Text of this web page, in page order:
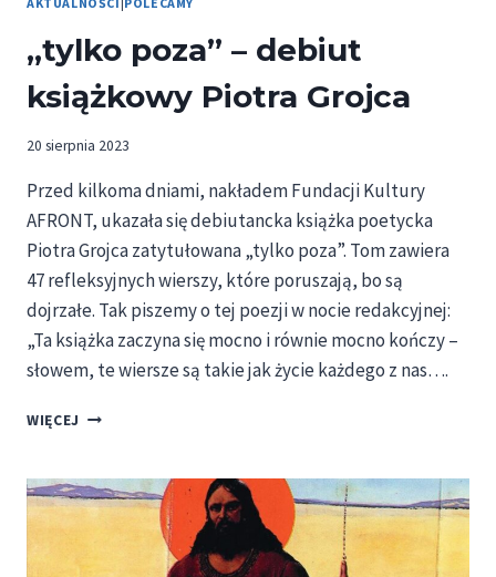
„tylko poza” – debiut
książkowy Piotra Grojca
20 sierpnia 2023
Przed kilkoma dniami, nakładem Fundacji Kultury
AFRONT, ukazała się debiutancka książka poetycka
Piotra Grojca zatytułowana „tylko poza”. Tom zawiera
47 refleksyjnych wierszy, które poruszają, bo są
dojrzałe. Tak piszemy o tej poezji w nocie redakcyjnej:
„Ta książka zaczyna się mocno i równie mocno kończy –
słowem, te wiersze są takie jak życie każdego z nas….
WIĘCEJ „TYLKO
DEBIUT
KSIĄŻKOWY